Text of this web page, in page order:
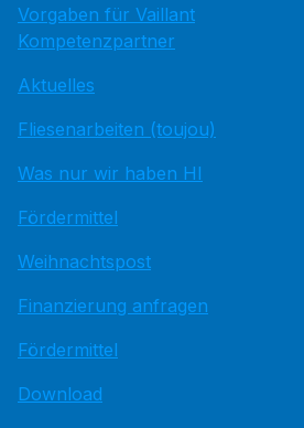
Vorgaben für Vaillant
Kompetenzpartner
Aktuelles
Fliesenarbeiten (toujou)
Was nur wir haben HI
Fördermittel
Weihnachtspost
Finanzierung anfragen
Fördermittel
Download